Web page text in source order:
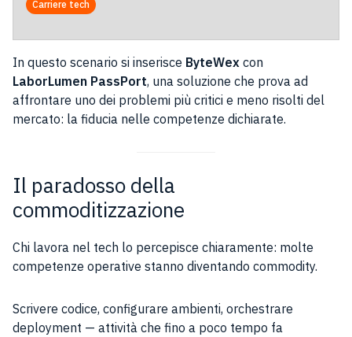
Carriere tech
In questo scenario si inserisce ByteWex con
LaborLumen PassPort, una soluzione che prova ad
affrontare uno dei problemi più critici e meno risolti del
mercato: la fiducia nelle competenze dichiarate.
Il paradosso della
commoditizzazione
Chi lavora nel tech lo percepisce chiaramente: molte
competenze operative stanno diventando commodity.
Scrivere codice, configurare ambienti, orchestrare
deployment — attività che fino a poco tempo fa